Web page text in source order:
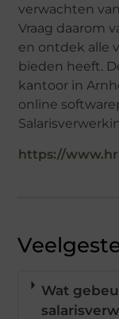
verwachten
Vraag daarom
en ontdek alle
bieden heeft.
kantoor in
online
https://
Wat